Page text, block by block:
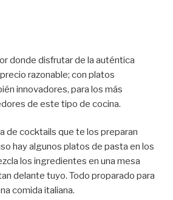
donde disfrutar de la auténtica
razonable; con platos
innovadores, para los más
de este tipo de cocina.
de cocktails que te los preparan
hay algunos platos de pasta en los
los ingredientes en una mesa
delante tuyo. Todo proparado para
comida italiana.